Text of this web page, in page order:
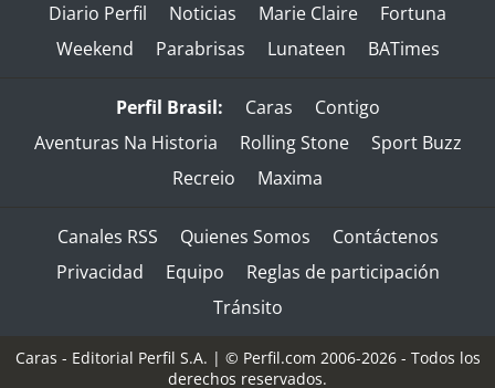
Diario Perfil Noticias Marie Claire
Fortuna
Weekend
Parabrisas Lunateen BATimes
Perfil Brasil: Caras
Contigo
Aventuras Na Historia
Rolling Stone
Sport Buzz
Recreio
Maxima
Canales RSS Quienes Somos
Contáctenos
Privacidad
Equipo
Reglas de participación
Tránsito
Caras - Editorial Perfil S.A. | © Perfil.com 2006-2026 - Todos los
derechos reservados.